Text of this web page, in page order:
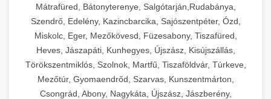
Mátrafüred, Bátonyterenye, Salgótarján,Rudabánya,
Szendrő, Edelény, Kazincbarcika, Sajószentpéter, Ózd,
Miskolc, Eger, Mezőkövesd, Füzesabony, Tiszafüred,
Heves, Jászapáti, Kunhegyes, Újszász, Kisújszállás,
Törökszentmiklós, Szolnok, Martfű, Tiszaföldvár, Túrkeve,
Mezőtúr, Gyomaendrőd, Szarvas, Kunszentmárton,
Csongrád, Abony, Nagykáta, Újszász, Jászberény,